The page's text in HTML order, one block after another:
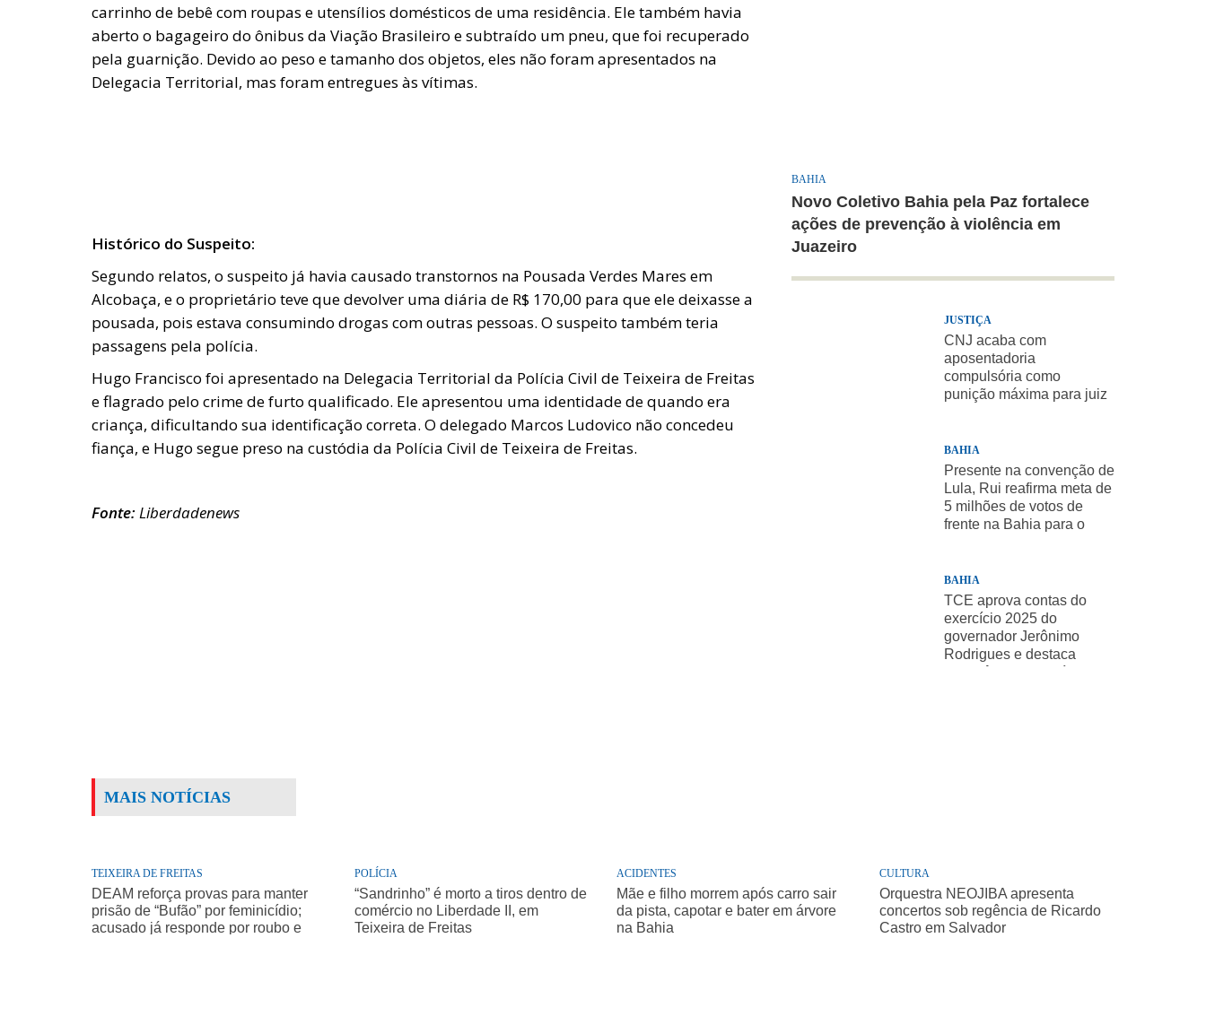
carrinho de bebê com roupas e utensílios domésticos de uma residência. Ele também havia
aberto o bagageiro do ônibus da Viação Brasileiro e subtraído um pneu, que foi recuperado
pela guarnição. Devido ao peso e tamanho dos objetos, eles não foram apresentados na
Delegacia Territorial, mas foram entregues às vítimas.
Histórico do Suspeito:
Segundo relatos, o suspeito já havia causado transtornos na Pousada Verdes Mares em
Alcobaça, e o proprietário teve que devolver uma diária de R$ 170,00 para que ele deixasse a
pousada, pois estava consumindo drogas com outras pessoas. O suspeito também teria
passagens pela polícia.
Hugo Francisco foi apresentado na Delegacia Territorial da Polícia Civil de Teixeira de Freitas
e flagrado pelo crime de furto qualificado. Ele apresentou uma identidade de quando era
criança, dificultando sua identificação correta. O delegado Marcos Ludovico não concedeu
fiança, e Hugo segue preso na custódia da Polícia Civil de Teixeira de Freitas.
Fonte:Liberdadenews
BAHIA
Novo Coletivo Bahia pela Paz fortalece
ações de prevenção à violência em
Juazeiro
JUSTIÇA
CNJ acaba com
aposentadoria
compulsória como
punição máxima para juiz
BAHIA
Presente na convenção de
Lula, Rui reafirma meta de
5 milhões de votos de
frente na Bahia para o
BAHIA
TCE aprova contas do
exercício 2025 do
governador Jerônimo
Rodrigues e destaca
MAIS NOTÍCIAS
TEIXEIRA DE FREITAS
DEAM reforça provas para manter
prisão de “Bufão” por feminicídio;
acusado já responde por roubo e
POLÍCIA
“Sandrinho” é morto a tiros dentro de
comércio no Liberdade II, em
Teixeira de Freitas
ACIDENTES
Mãe e filho morrem após carro sair
da pista, capotar e bater em árvore
na Bahia
CULTURA
Orquestra NEOJIBA apresenta
concertos sob regência de Ricardo
Castro em Salvador